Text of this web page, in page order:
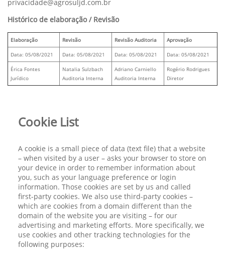
privacidade@agrosuljd.com.br
Histórico de elaboração / Revisão
Elaboração Revisão Revisão Auditoria Aprovação
Data: 05/08/2021 Data: 05/08/2021 Data: 05/08/2021 Data: 05/08/2021
Érica Fontes
Jurídico
Natalia Sulzbach
Auditoria Interna
Adriano Carniello
Auditoria Interna
Rogério Rodrigues
Diretor
Cookie List
A cookie is a small piece of data (text file) that a website
– when visited by a user – asks your browser to store on
your device in order to remember information about
you, such as your language preference or login
information. Those cookies are set by us and called
first-party cookies. We also use third-party cookies –
which are cookies from a domain different than the
domain of the website you are visiting – for our
advertising and marketing efforts. More specifically, we
use cookies and other tracking technologies for the
following purposes: